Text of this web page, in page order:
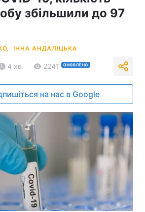
збільшили до 97
ІННА АНДАЛІЦЬКА
4 хв. 2241 ОНОВЛЕНО
на нас в Google